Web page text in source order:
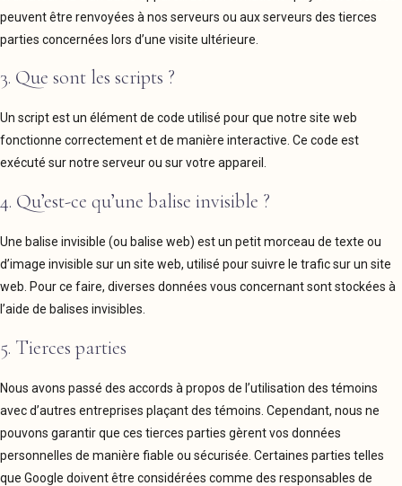
peuvent être renvoyées à nos serveurs ou aux serveurs des tierces
parties concernées lors d’une visite ultérieure.
3. Que sont les scripts ?
Un script est un élément de code utilisé pour que notre site web
fonctionne correctement et de manière interactive. Ce code est
exécuté sur notre serveur ou sur votre appareil.
4. Qu’est-ce qu’une balise invisible ?
Une balise invisible (ou balise web) est un petit morceau de texte ou
d’image invisible sur un site web, utilisé pour suivre le trafic sur un site
web. Pour ce faire, diverses données vous concernant sont stockées à
l’aide de balises invisibles.
5. Tierces parties
Nous avons passé des accords à propos de l’utilisation des témoins
avec d’autres entreprises plaçant des témoins. Cependant, nous ne
pouvons garantir que ces tierces parties gèrent vos données
personnelles de manière fiable ou sécurisée. Certaines parties telles
que Google doivent être considérées comme des responsables de